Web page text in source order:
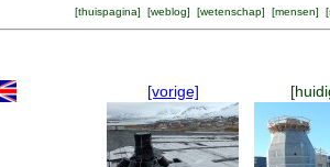
[thuispagina] [weblog] [wetenschap] [mensen] [
[vorige]